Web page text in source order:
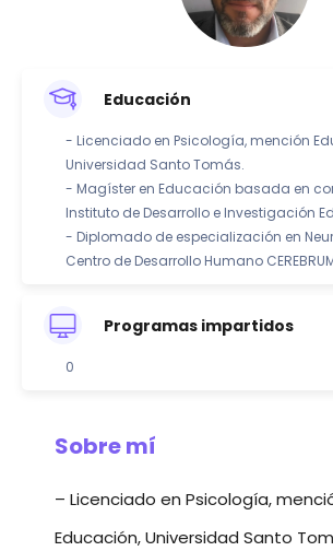
Educación
- Licenciado en Psicología, mención
Universidad Santo Tomás.
- Magíster en Educación basada en
Instituto de Desarrollo e Investigación
- Diplomado de especialización en
Centro de Desarrollo Humano
Programas impartidos
0
Sobre mí
– Licenciado en Psicología,
Educación, Universidad Santo